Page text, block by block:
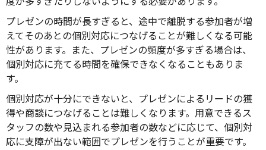
プレゼンの時間が長すぎると、途中で離脱する参加者が増
えてそのあとの個別対応につなげることが難しくなる可能
性があります。また、プレゼンの頻度が多すぎる場合は、
個別対応に充てる時間を確保できなくなることもありま
す。
個別対応が十分にできないと、プレゼンによるリードの獲
得や商談につなげることは難しくなります。用意できるス
タッフの数や見込まれる参加者の数などに応じて、個別対
応に支障が出ない範囲でプレゼンを行うことが重要です。